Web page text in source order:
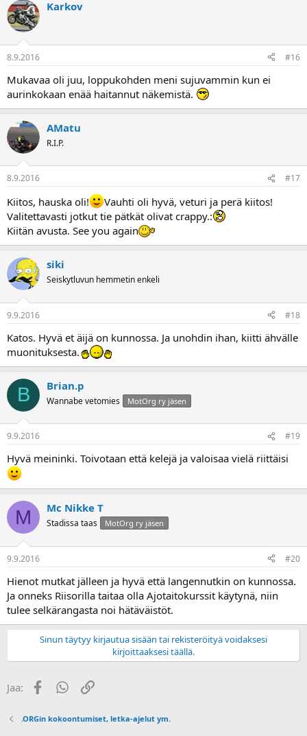
Karkov
8.9.2016 #16
Mukavaa oli juu, loppukohden meni sujuvammin kun ei
aurinkokaan enää haitannut näkemistä.
AMatu
R.I.P.
8.9.2016 #17
Kiitos, hauska oli!
Vauhti oli hyvä, veturi ja perä kiitos!
Valitettavasti jotkut tie pätkät olivat crappy.:
Kiitän avusta. See you again
siki
Seiskytluvun hemmetin enkeli
9.9.2016 #18
Katos. Hyvä et äijä on kunnossa. Ja unohdin ihan, kiitti ähvälle
muonituksesta.
B Brian.p
Wannabe vetomies MotOrg ry jäsen
9.9.2016 #19
Hyvä meininki. Toivotaan että kelejä ja valoisaa vielä riittäisi
M Mc Nikke T
Stadissa taas MotOrg ry jäsen
9.9.2016 #20
Hienot mutkat jälleen ja hyvä että langennutkin on kunnossa.
Ja onneks Riisorilla taitaa olla Ajotaitokurssit käytynä, niin
tulee selkärangasta noi hätäväistöt.
Sinun täytyy kirjautua sisään tai rekisteröityä voidaksesi
kirjoittaaksesi täällä.
Jaa: FacebookWhatsApp
Linkki
.ORGin kokoontumiset, letka-ajelut ym.